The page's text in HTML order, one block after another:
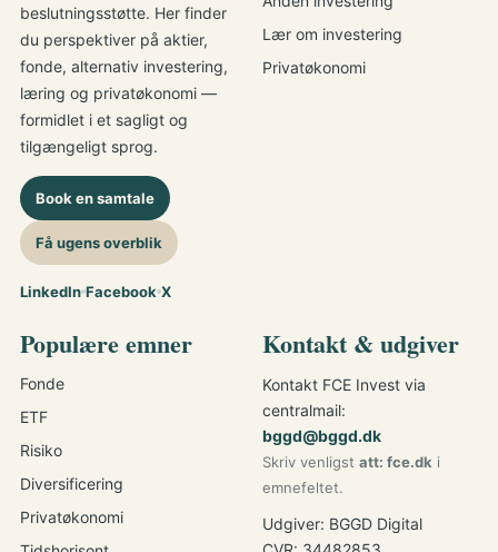
beslutningsstøtte. Her finder
du perspektiver på aktier,
fonde, alternativ investering,
læring og privatøkonomi —
formidlet i et sagligt og
tilgængeligt sprog.
Book en samtale
Få ugens overblik
LinkedIn Facebook X
Lær om investering
Privatøkonomi
Populære emner
Fonde
ETF
Risiko
Diversificering
Privatøkonomi
Kontakt & udgiver
Kontakt FCE Invest via
centralmail:
bggd@bggd.dk
Skriv venligst att: fce.dk i
emnefeltet.
Udgiver: BGGD Digital